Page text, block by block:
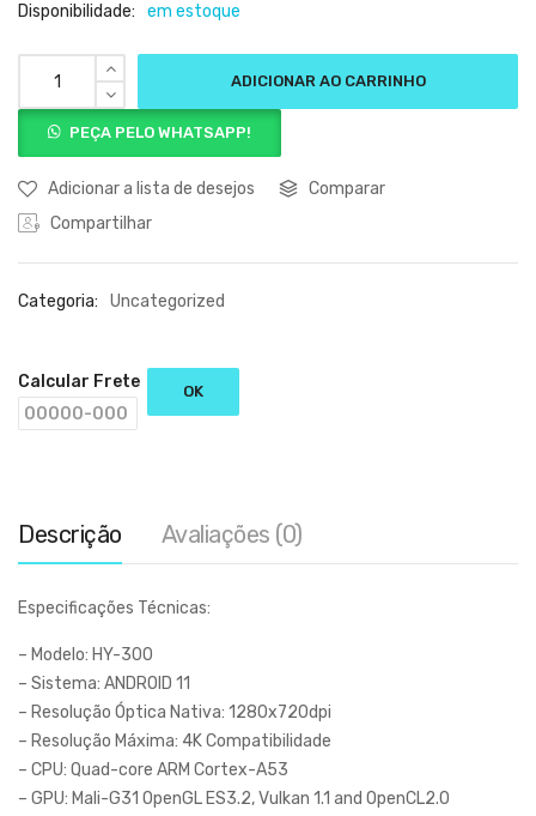
Disponibilidade: em estoque
ADICIONAR AO CARRINHO
PEÇA PELO WHATSAPP!
Adicionar a lista de desejos
Comparar
Compartilhar
Categoria: Uncategorized
Calcular Frete OK
Descrição Avaliações (0)
Especificações Técnicas:
– Modelo: HY-300
– Sistema: ANDROID 11
– Resolução Óptica Nativa: 1280x720dpi
– Resolução Máxima: 4K Compatibilidade
– CPU: Quad-core ARM Cortex-A53
– GPU: Mali-G31 OpenGL ES3.2, Vulkan 1.1 and OpenCL2.0